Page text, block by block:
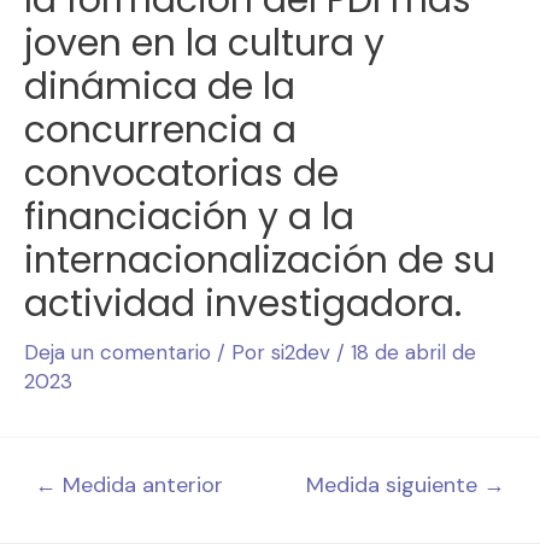
joven en la cultura y
dinámica de la
concurrencia a
convocatorias de
financiación y a la
internacionalización de su
actividad investigadora.
Deja un comentario / Por si2dev / 18 de abril de
2023
← Medida anterior Medida siguiente →